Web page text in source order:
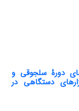
دورۀ سلجوقی و
دستگاهی در